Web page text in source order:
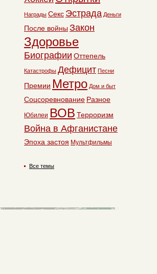
Награды Секс Эстрада Деньги
После войны Закон
Здоровье
Биографии Оттепель
Катастрофы Дефицит Песни
Премии Метро Дом и быт
Соцсоревнование Разное
Юбилеи ВОВ Терроризм
Война в Афганистане
Эпоха застоя Мультфильмы
Все темы